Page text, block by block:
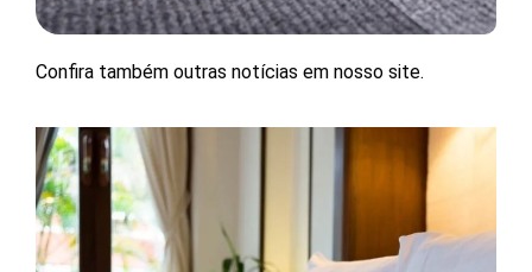
Confira também outras notícias em nosso site.